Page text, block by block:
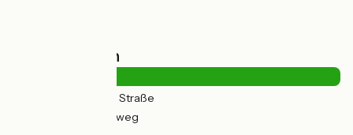
Straßentypen
(4%) Auf der Straße
(96%) Radweg